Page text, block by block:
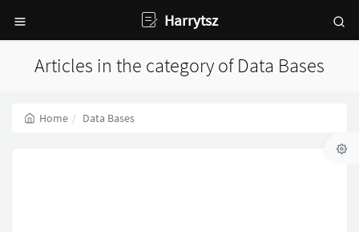
Harrytsz
Articles in the category of Data Bases
Home Data Bases